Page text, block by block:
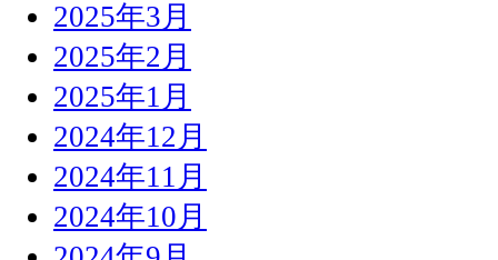
2025年3月
2025年2月
2025年1月
2024年12月
2024年11月
2024年10月